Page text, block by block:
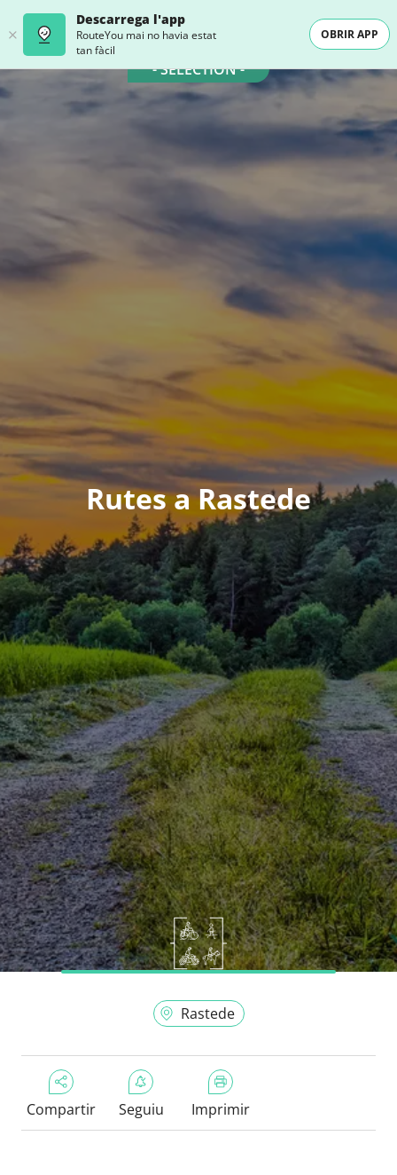
Descarrega l'app
RouteYou mai no havia estat
tan fàcil
OBRIR APP
- SELECTION -
Rutes a Rastede
Rastede
Compartir Seguiu Imprimir